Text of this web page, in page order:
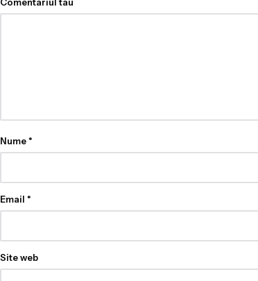
Nume*
Email *
Site web